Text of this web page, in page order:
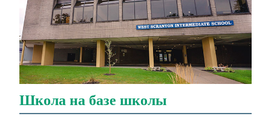
Школа на базе школы